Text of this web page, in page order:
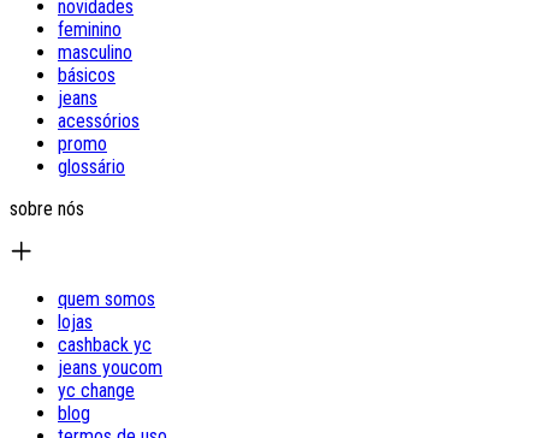
novidades
feminino
masculino
básicos
jeans
acessórios
promo
glossário
sobre nós
quem somos
lojas
cashback yc
jeans youcom
yc change
blog